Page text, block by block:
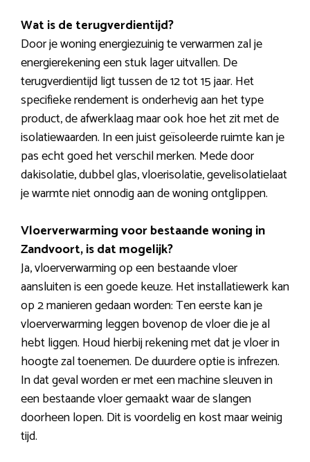
Wat is de terugverdientijd?
Door je woning energiezuinig te verwarmen zal je
energierekening een stuk lager uitvallen. De
terugverdientijd ligt tussen de 12 tot 15 jaar. Het
specifieke rendement is onderhevig aan het type
product, de afwerklaag maar ook hoe het zit met de
isolatiewaarden. In een juist geïsoleerde ruimte kan je
pas echt goed het verschil merken. Mede door
dakisolatie, dubbel glas, vloerisolatie, gevelisolatielaat
je warmte niet onnodig aan de woning ontglippen.
Vloerverwarming voor bestaande woning in
Zandvoort, is dat mogelijk?
Ja, vloerverwarming op een bestaande vloer
aansluiten is een goede keuze. Het installatiewerk kan
op 2 manieren gedaan worden: Ten eerste kan je
vloerverwarming leggen bovenop de vloer die je al
hebt liggen. Houd hierbij rekening met dat je vloer in
hoogte zal toenemen. De duurdere optie is infrezen.
In dat geval worden er met een machine sleuven in
een bestaande vloer gemaakt waar de slangen
doorheen lopen. Dit is voordelig en kost maar weinig
tijd.